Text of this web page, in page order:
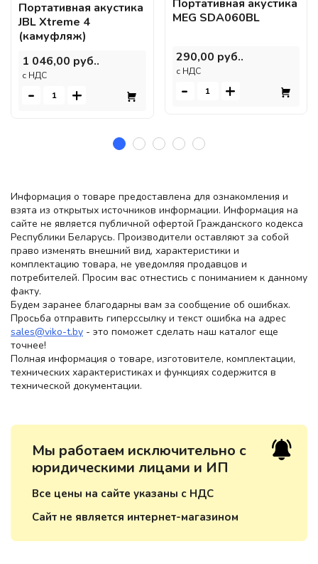
Портативная акустика
JBL Xtreme 4
(камуфляж)
1 046,00 руб..
c НДС
- +
Портативная акустика
MEG SDA060BL
290,00 руб..
c НДС
- +
Информация о товаре предоставлена для ознакомления и
взята из открытых источников информации. Информация на
сайте не является публичной офертой Гражданского кодекса
Республики Беларусь. Производители оставляют за собой
право изменять внешний вид, характеристики и
комплектацию товара, не уведомляя продавцов и
потребителей. Просим вас отнестись с пониманием к данному
факту.
Будем заранее благодарны вам за сообщение об ошибках.
Просьба отправить гиперссылку и текст ошибка на адрес
sales@viko-t.by - это поможет сделать наш каталог еще
точнее!
Полная информация о товаре, изготовителе, комплектации,
технических характеристиках и функциях содержится в
технической документации.
Мы работаем исключительно с
юридическими лицами и ИП
Все цены на сайте указаны с НДС
Сайт не является интернет-магазином